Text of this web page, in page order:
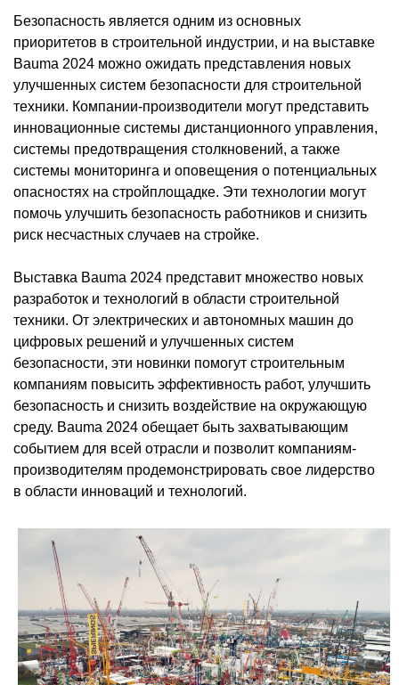
Безопасность является одним из основных
приоритетов в строительной индустрии, и на выставке
Bauma 2024 можно ожидать представления новых
улучшенных систем безопасности для строительной
техники. Компании-производители могут представить
инновационные системы дистанционного управления,
системы предотвращения столкновений, а также
системы мониторинга и оповещения о потенциальных
опасностях на стройплощадке. Эти технологии могут
помочь улучшить безопасность работников и снизить
риск несчастных случаев на стройке.
Выставка Bauma 2024 представит множество новых
разработок и технологий в области строительной
техники. От электрических и автономных машин до
цифровых решений и улучшенных систем
безопасности, эти новинки помогут строительным
компаниям повысить эффективность работ, улучшить
безопасность и снизить воздействие на окружающую
среду. Bauma 2024 обещает быть захватывающим
событием для всей отрасли и позволит компаниям-
производителям продемонстрировать свое лидерство
в области инноваций и технологий.